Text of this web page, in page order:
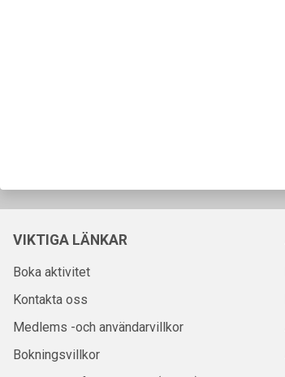
VIKTIGA LÄNKAR
Boka aktivitet
Kontakta oss
Medlems -och användarvillkor
Bokningsvillkor